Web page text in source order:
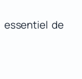
essentiel de